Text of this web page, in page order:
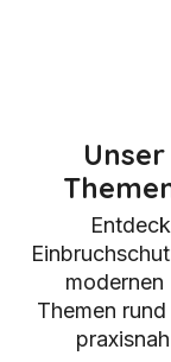
modernen
Themen